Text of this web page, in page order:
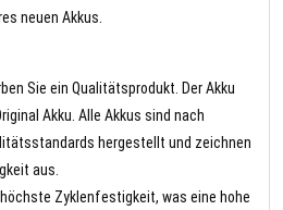
neuen Akkus.
Sie ein Qualitätsprodukt. Der Akku
Akku. Alle Akkus sind nach
hergestellt und zeichnen
aus.
Zyklenfestigkeit, was eine hohe